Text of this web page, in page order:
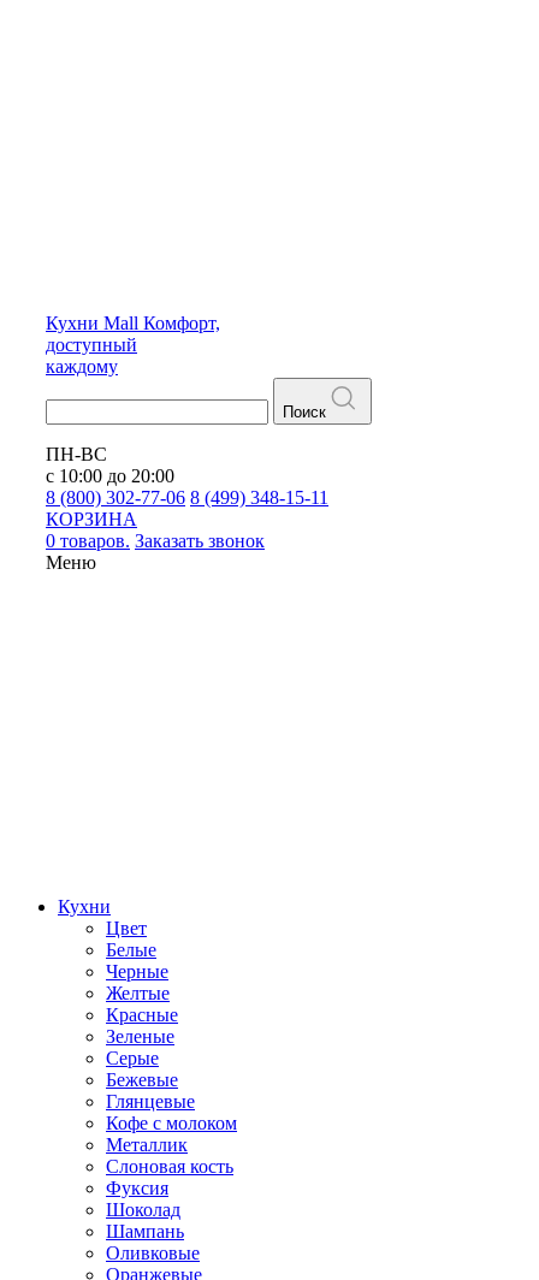
Кухни Mall Комфорт,
доступный
каждому
Поиск
ПН-ВС
с 10:00 до 20:00
8 (800) 302-77-06 8 (499) 348-15-11
КОРЗИНА
0 товаров. Заказать звонок
Меню
Кухни
Цвет
Белые
Черные
Желтые
Красные
Зеленые
Серые
Бежевые
Глянцевые
Кофе с молоком
Металлик
Слоновая кость
Фуксия
Шоколад
Шампань
Оливковые
Оранжевые